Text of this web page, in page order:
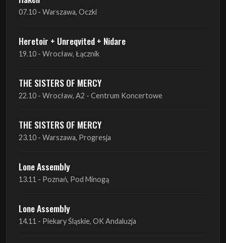
07.10 - Warszawa, Oczki
Heretoir + Unreqvited + Nidare
19.10 - Wrocław, Łącznik
THE SISTERS OF MERCY
22.10 - Wrocław, A2 - Centrum Koncertowe
THE SISTERS OF MERCY
23.10 - Warszawa, Progresja
Lone Assembly
13.11 - Poznań, Pod Minogą
Lone Assembly
14.11 - Piekary Śląskie, OK Andaluzja